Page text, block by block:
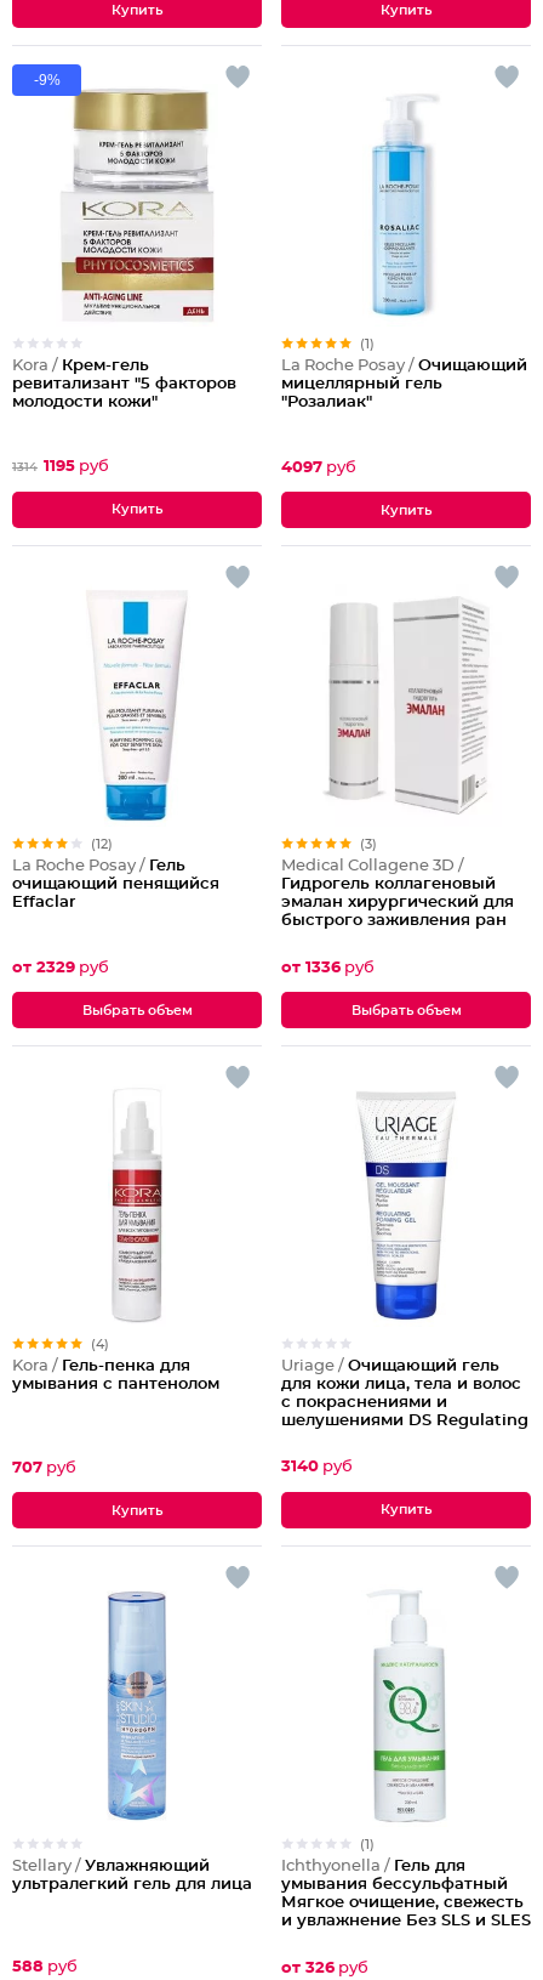
-9%
Kora / Крем-гель
ревитализант "5 факторов
молодости кожи"
1314 1195 руб
(1)
La Roche Posay / Очищающий
мицеллярный гель
"Розалиак"
4097 руб
(12)
La Roche Posay / Гель
очищающий пенящийся
Effaclar
от 2329 руб
Выбрать объем
(3)
Medical Collagene 3D /
Гидрогель коллагеновый
эмалан хирургический для
быстрого заживления ран
от 1336 руб
Выбрать объем
(4)
Kora / Гель-пенка для
умывания с пантенолом
707 руб
Uriage / Очищающий гель
для кожи лица, тела и волос
с покраснениями и
шелушениями DS Regulating
3140 руб
Stellary / Увлажняющий
ультралегкий гель для лица
588 руб
(1)
Ichthyonella / Гель для
умывания бессульфатный
Мягкое очищение, свежесть
и увлажнение Без SLS и SLES
от 326 руб